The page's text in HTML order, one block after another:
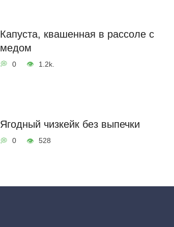
Капуста, квашенная в рассоле с
медом
0 1.2k.
Ягодный чизкейк без выпечки
0 528